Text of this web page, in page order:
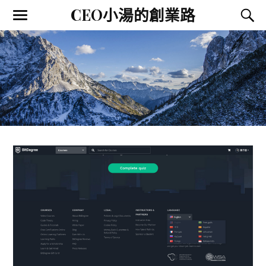
CEO小湯的創業路